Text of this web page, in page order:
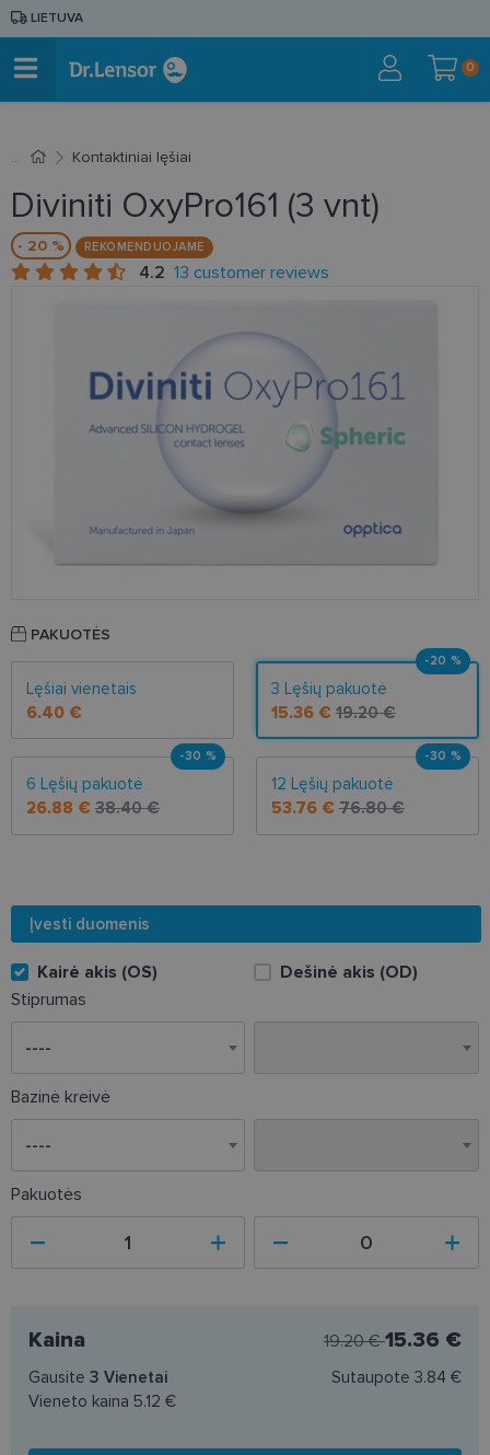
LIETUVA
0
Kontaktiniai lęšiai
Diviniti OxyPro161 (3 vnt)
- 20 % REKOMENDUOJAME
4.2 13 customer reviews
PAKUOTĖS
Lęšiai vienetais
6.40 €
3 Lęšių pakuotė
15.36 € 19.20 €
-20 %
6 Lęšių pakuotė
26.88 € 38.40 €
-30 %
12 Lęšių pakuotė
53.76 € 76.80 €
-30 %
Įvesti duomenis
Kairė akis (OS)
Dešinė akis (OD)
Stiprumas
Bazinė kreivė
----
Pakuotės
Kaina 19.20 €15.36 €
Gausite 3 Vienetai
Vieneto kaina 5.12 €
Sutaupote 3.84 €